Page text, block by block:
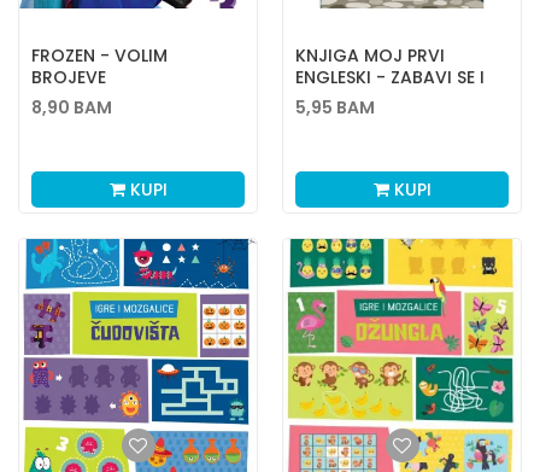
FROZEN - VOLIM
BROJEVE
8,90 BAM
KUPI
KNJIGA MOJ PRVI
ENGLESKI - ZABAVI SE I
UPOZNAJ
5,95 BAM
KUPI